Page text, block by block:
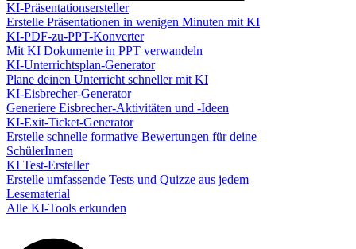
KI-Präsentationsersteller
Erstelle Präsentationen in wenigen Minuten mit KI
KI-PDF-zu-PPT-Konverter
Mit KI Dokumente in PPT verwandeln
KI-Unterrichtsplan-Generator
Plane deinen Unterricht schneller mit KI
KI-Eisbrecher-Generator
Generiere Eisbrecher-Aktivitäten und -Ideen
KI-Exit-Ticket-Generator
Erstelle schnelle formative Bewertungen für deine
SchülerInnen
KI Test-Ersteller
Erstelle umfassende Tests und Quizze aus jedem
Lesematerial
Alle KI-Tools erkunden